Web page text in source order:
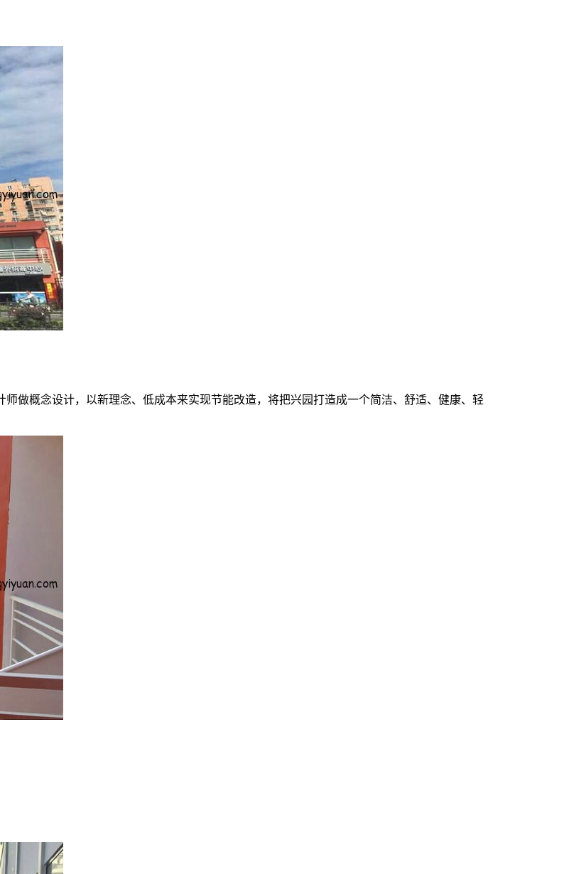
做概念设计，以新理念、低成本来实现节能改造，将把兴园打造成一个简洁、舒适、健康、轻